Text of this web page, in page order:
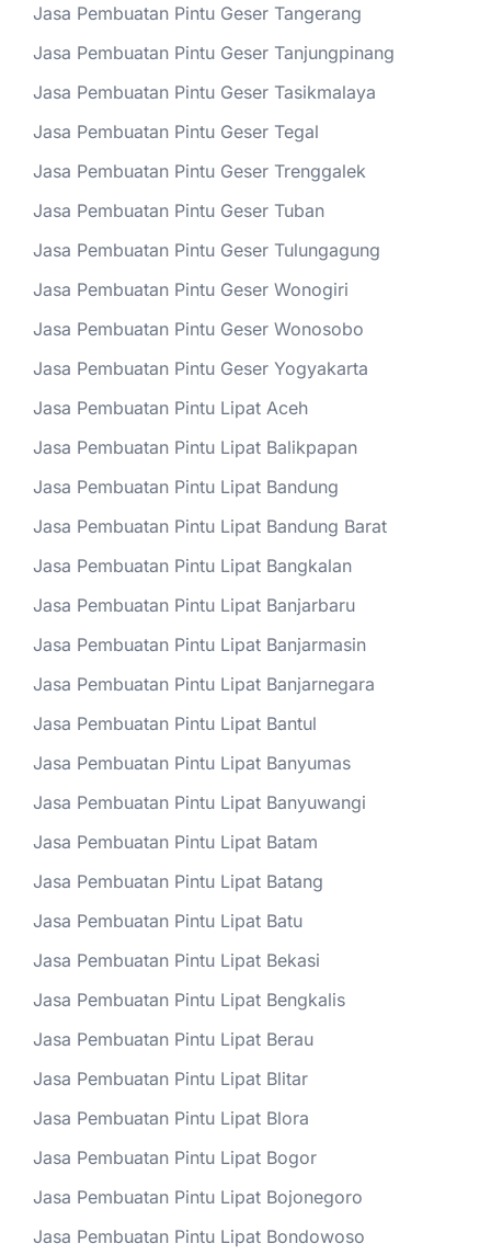
Jasa Pembuatan Pintu Geser Tangerang
Jasa Pembuatan Pintu Geser Tanjungpinang
Jasa Pembuatan Pintu Geser Tasikmalaya
Jasa Pembuatan Pintu Geser Tegal
Jasa Pembuatan Pintu Geser Trenggalek
Jasa Pembuatan Pintu Geser Tuban
Jasa Pembuatan Pintu Geser Tulungagung
Jasa Pembuatan Pintu Geser Wonogiri
Jasa Pembuatan Pintu Geser Wonosobo
Jasa Pembuatan Pintu Geser Yogyakarta
Jasa Pembuatan Pintu Lipat Aceh
Jasa Pembuatan Pintu Lipat Balikpapan
Jasa Pembuatan Pintu Lipat Bandung
Jasa Pembuatan Pintu Lipat Bandung Barat
Jasa Pembuatan Pintu Lipat Bangkalan
Jasa Pembuatan Pintu Lipat Banjarbaru
Jasa Pembuatan Pintu Lipat Banjarmasin
Jasa Pembuatan Pintu Lipat Banjarnegara
Jasa Pembuatan Pintu Lipat Bantul
Jasa Pembuatan Pintu Lipat Banyumas
Jasa Pembuatan Pintu Lipat Banyuwangi
Jasa Pembuatan Pintu Lipat Batam
Jasa Pembuatan Pintu Lipat Batang
Jasa Pembuatan Pintu Lipat Batu
Jasa Pembuatan Pintu Lipat Bekasi
Jasa Pembuatan Pintu Lipat Bengkalis
Jasa Pembuatan Pintu Lipat Berau
Jasa Pembuatan Pintu Lipat Blitar
Jasa Pembuatan Pintu Lipat Blora
Jasa Pembuatan Pintu Lipat Bogor
Jasa Pembuatan Pintu Lipat Bojonegoro
Jasa Pembuatan Pintu Lipat Bondowoso